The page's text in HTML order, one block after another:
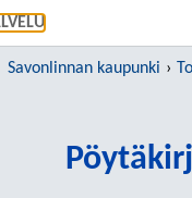
Savonlinnan kaupunki